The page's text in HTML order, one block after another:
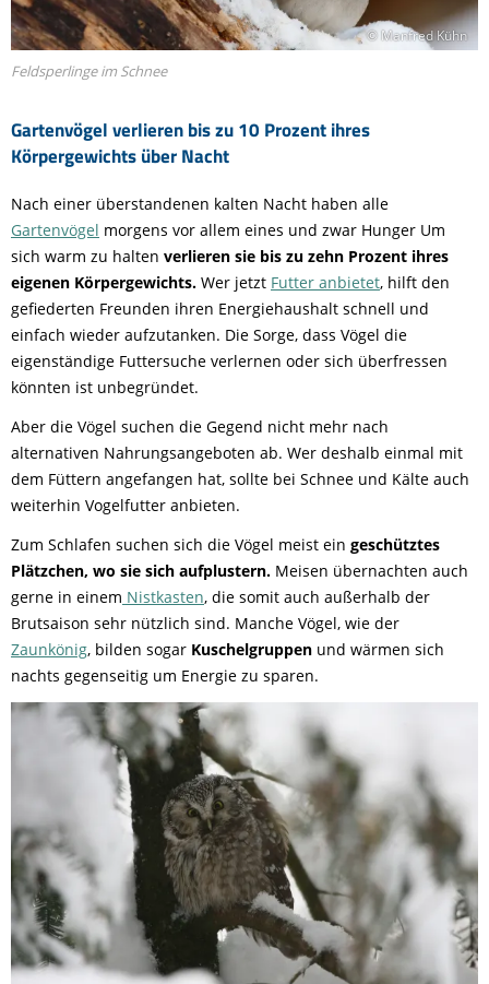
Gartenvögel verlieren bis zu 10 Prozent ihres
Körpergewichts über Nacht
© Manfred Kühn
Feldsperlinge im Schnee
Nach einer überstandenen kalten Nacht haben alle
Gartenvögel morgens vor allem eines und zwar Hunger Um
sich warm zu halten verlieren sie bis zu zehn Prozent ihres
eigenen Körpergewichts. Wer jetzt Futter anbietet, hilft den
gefiederten Freunden ihren Energiehaushalt schnell und
einfach wieder aufzutanken. Die Sorge, dass Vögel die
eigenständige Futtersuche verlernen oder sich überfressen
könnten ist unbegründet.
Aber die Vögel suchen die Gegend nicht mehr nach
alternativen Nahrungsangeboten ab. Wer deshalb einmal mit
dem Füttern angefangen hat, sollte bei Schnee und Kälte auch
weiterhin Vogelfutter anbieten.
Zum Schlafen suchen sich die Vögel meist ein geschütztes
Plätzchen, wo sie sich aufplustern. Meisen übernachten auch
gerne in einem Nistkasten, die somit auch außerhalb der
Brutsaison sehr nützlich sind. Manche Vögel, wie der
Zaunkönig, bilden sogar Kuschelgruppen und wärmen sich
nachts gegenseitig um Energie zu sparen.